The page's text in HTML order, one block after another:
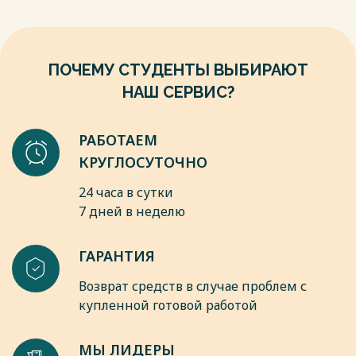
ПОЧЕМУ СТУДЕНТЫ ВЫБИРАЮТ
НАШ СЕРВИС?
РАБОТАЕМ
КРУГЛОСУТОЧНО
24 часа в сутки
7 дней в неделю
ГАРАНТИЯ
Возврат средств в случае проблем с
купленной готовой работой
МЫ ЛИДЕРЫ